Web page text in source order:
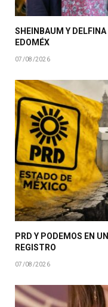
SHEINBAUM Y
EDOMÉX
07/08/2026
PRD Y PODEMOS EN
REGISTRO
07/08/2026